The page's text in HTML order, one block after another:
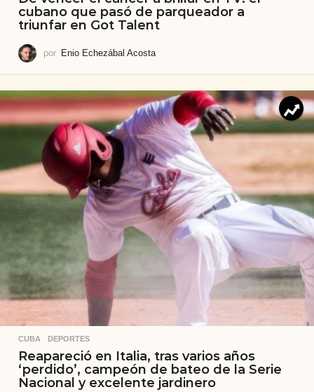
cubano que pasó de parqueador a
triunfar en Got Talent
por Enio Echezábal Acosta
CUBA ,DEPORTES
Reapareció en Italia, tras varios años
‘perdido’, campeón de bateo de la Serie
Nacional y excelente jardinero